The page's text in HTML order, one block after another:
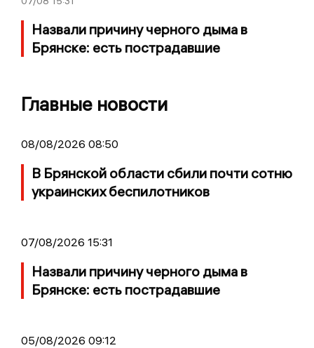
Назвали причину черного дыма в
Брянске: есть пострадавшие
Главные новости
08/08/2026 08:50
В Брянской области сбили почти сотню
украинских беспилотников
07/08/2026 15:31
Назвали причину черного дыма в
Брянске: есть пострадавшие
05/08/2026 09:12